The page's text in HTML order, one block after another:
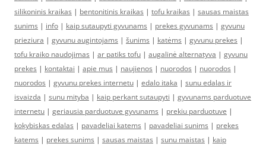
silikoninis kraikas | bentonitinis kraikas | tofu kraikas | sausas maistas
sunims | info | kaip sutaupyti gyvunams | prekes gyvunams | gyvunu
prieziura | gyvunu augintojams | šunims | katėms | gyvunu prekes |
tofu kraiko naudojimas | ar patiks tofu | augalinė alternatyva | gyvunu
prekes | kontaktai | apie mus | naujienos | nuorodos | nuorodos |
nuorodos | gyvunu prekes internetu | edalo itaka | sunu edalas ir
isvaizda | sunu mityba | kaip perkant sutaupyti | gyvunams parduotuve
internetu | geriausia parduotuve gyvunams | prekiu parduotuve |
kokybiskas edalas | pavadeliai katems | pavadeliai sunims | prekes
katems | prekes sunims | sausas maistas | sunu maistas | kaip